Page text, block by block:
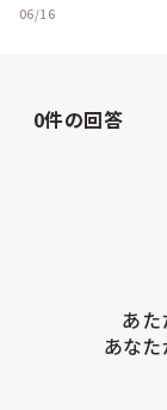
06/16
0件の回答
あた
あな